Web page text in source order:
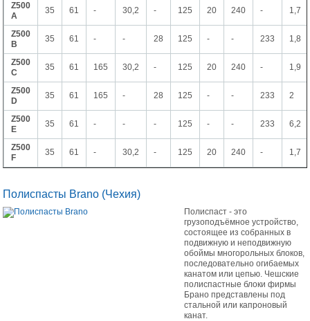
Z500
A
35 61 - 30,2 - 125 20 240 - 1,7
Z500
B
35 61 - - 28 125 - - 233 1,8
Z500
C
35 61 165 30,2 - 125 20 240 - 1,9
Z500
D
35 61 165 - 28 125 - - 233 2
Z500
E
35 61 - - - 125 - - 233 6,2
Z500
F
35 61 - 30,2 - 125 20 240 - 1,7
Полиспасты Brano (Чехия)
Полиспаст - это
грузоподъёмное устройство,
состоящее из собранных в
подвижную и неподвижную
обоймы многорольных блоков,
последовательно огибаемых
канатом или цепью. Чешские
полиспастные блоки фирмы
Брано представлены под
стальной или капроновый
канат.